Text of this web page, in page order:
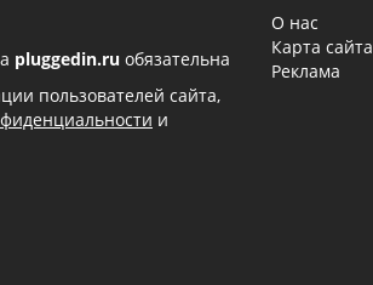
pluggedin.ru обязательна
пользователей сайта,
и
О нас
Карта сайта
Реклама